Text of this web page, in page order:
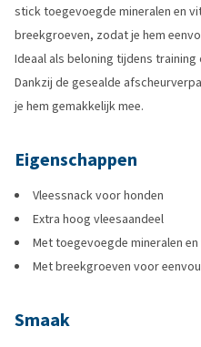
stick toegevoegde mineralen en
breekgroeven, zodat je hem
Ideaal als beloning tijdens
Dankzij de gesealde
je hem gemakkelijk mee.
Eigenschappen
Vleessnack voor honden
Extra hoog vleesaandeel
Met toegevoegde mineralen
Met breekgroeven voor
Smaak